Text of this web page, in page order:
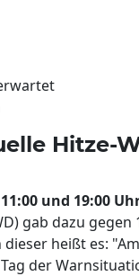
Hitze-
11:00 und 19:00
gab dazu gegen
heißt es:
der